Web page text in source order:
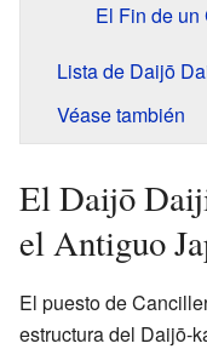
El Fin de un
Lista de Daijō
Véase también
El Daijō
el Antiguo
El puesto de
estructura del Daijō-